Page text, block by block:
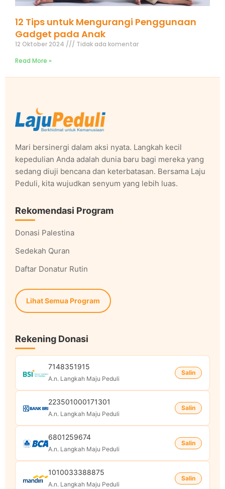
12 Tips untuk Mengurangi Penggunaan
Gadget pada Anak
12 Oktober 2024
Tidak ada komentar
Read More »
Mari bersinergi dalam aksi nyata. Langkah kecil
kepedulian Anda adalah dunia baru bagi mereka yang
sedang diuji bencana dan keterbatasan. Bersama Laju
Peduli, kita wujudkan senyum yang lebih luas.
Rekomendasi Program
Donasi Palestina
Sedekah Quran
Daftar Donatur Rutin
Lihat Semua Program
Rekening Donasi
7148351915
A.n. Langkah Maju Peduli
Salin
223501000171301
A.n. Langkah Maju Peduli
Salin
6801259674
A.n. Langkah Maju Peduli
Salin
1010033388875
A.n. Langkah Maju Peduli
Salin